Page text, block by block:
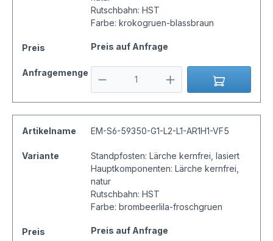
Rutschbahn: HST
Farbe: krokogruen-blassbraun
Preis Preis auf Anfrage
Anfragemenge
Artikelname EM-S6-59350-G1-L2-L1-AR1H1-VF5
Variante
Standpfosten: Lärche kernfrei, lasiert
Hauptkomponenten: Lärche kernfrei,
natur
Rutschbahn: HST
Farbe: brombeerlila-froschgruen
Preis Preis auf Anfrage